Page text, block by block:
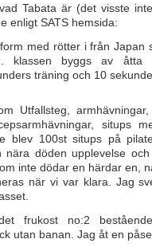
Tabata är (det visste
enligt SATS hemsida:
med rötter i från Japan
klassen byggs av åtta
träning och 10
Utfallsteg,
situps
blev 100st situps på
nära döden upplevelse
inte dödar en härdar en,
när vi var klara. Jag
frukost no:2
utan banan. Jag åt en